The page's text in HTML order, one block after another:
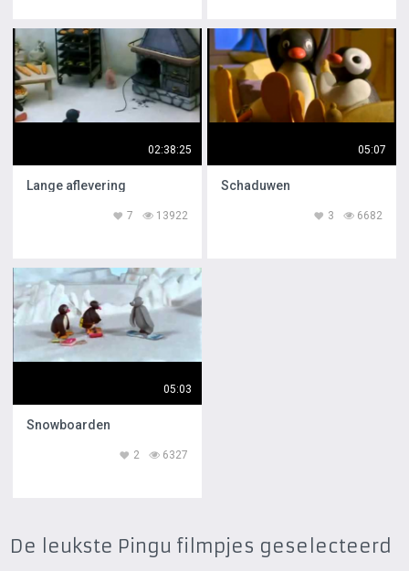
02:38:25
Lange aflevering
13922
7
05:07
Schaduwen
6682
3
05:03
Snowboarden
6327
2
De leukste Pingu filmpjes geselecteerd